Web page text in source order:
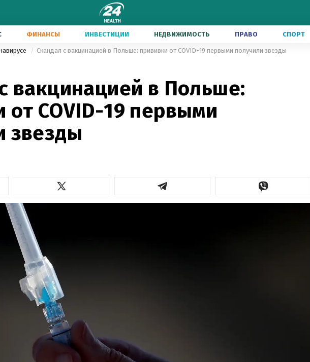
ФИНАНСЫ ИНВЕСТИЦИИ НЕДВИЖИМОСТЬ ПРАВО СПОРТ
Скандал с вакцинацией в Польше: прививки от COVID-19 первыми получили звезды
вакцинацией в Польше:
от COVID-19 первыми
звезды